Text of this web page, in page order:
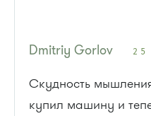
Dmitriy Gorlov 25
Скудность
купил машину и